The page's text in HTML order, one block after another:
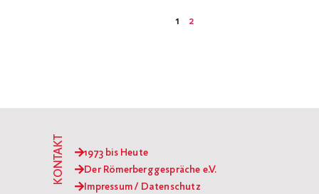
1 2
1973 bis Heute
Der Römerberggespräche e.V.
Impressum / Datenschutz
KONTAKT